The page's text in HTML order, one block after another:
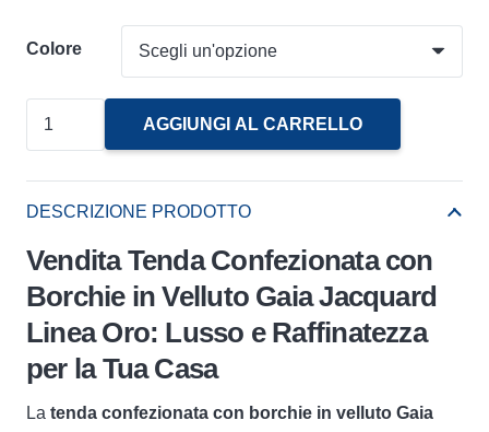
Colore
Confezionata
Velluto
Jacquard
Linea
Oro
quantità
AGGIUNGI AL CARRELLO
DESCRIZIONE PRODOTTO
Vendita Tenda Confezionata con
Borchie in Velluto Gaia Jacquard
Linea Oro: Lusso e Raffinatezza
per la Tua Casa
La tenda confezionata con borchie in velluto Gaia